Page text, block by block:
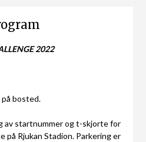
2022
bosted.
startnummer og t-skjorte for
på Rjukan Stadion. Parkering er